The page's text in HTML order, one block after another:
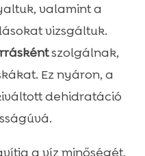
valamint a
vizsgáltuk.
szolgálnak,
Ez nyáron, a
dehidratáció
a víz minőségét,